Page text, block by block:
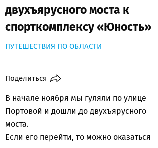
двухъярусного моста к
спорткомплексу «Юность»
ПУТЕШЕСТВИЯ ПО ОБЛАСТИ
Поделиться
В начале ноября мы гуляли по улице
Портовой и дошли до двухъярусного
моста.
Если его перейти, то можно оказаться